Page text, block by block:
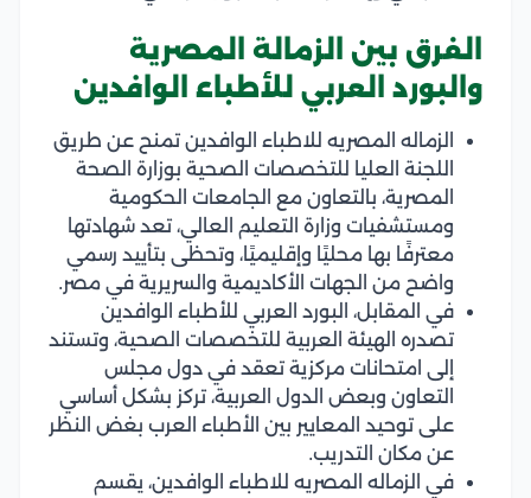
الفرق بين الزمالة المصرية
والبورد العربي للأطباء الوافدين
الزماله المصريه للاطباء الوافدين تمنح عن طريق
اللجنة العليا للتخصصات الصحية بوزارة الصحة
المصرية، بالتعاون مع الجامعات الحكومية
ومستشفيات وزارة التعليم العالي، تعد شهادتها
معترفًا بها محليًا وإقليميًا، وتحظى بتأييد رسمي
واضح من الجهات الأكاديمية والسريرية في مصر.
في المقابل، البورد العربي للأطباء الوافدين
تصدره الهيئة العربية للتخصصات الصحية، وتستند
إلى امتحانات مركزية تعقد في دول مجلس
التعاون وبعض الدول العربية، تركز بشكل أساسي
على توحيد المعايير بين الأطباء العرب بغض النظر
عن مكان التدريب.
في الزماله المصريه للاطباء الوافدين، يقسم